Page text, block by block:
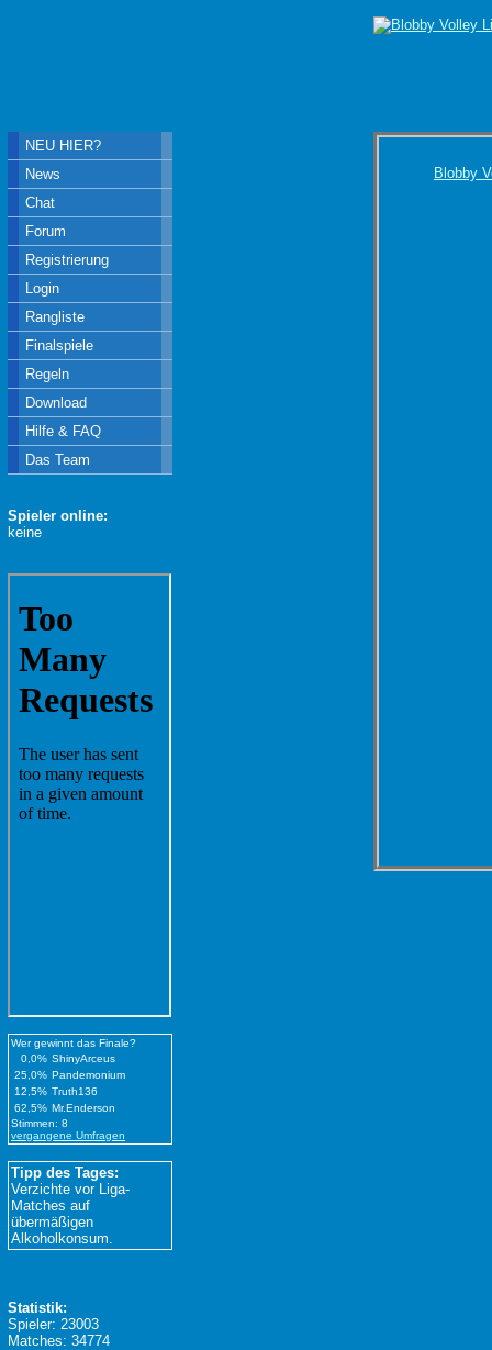
Blobby
NEU HIER?
News
Chat
Forum
Registrierung
Login
Rangliste
Finalspiele
Regeln
Download
Hilfe & FAQ
Das Team
Spieler online:
keine
Wer gewinnt das Finale?
0,0% ShinyArceus
25,0% Pandemonium
12,5% Truth136
62,5% Mr.Enderson
Stimmen: 8
vergangene Umfragen
Tipp des Tages:
Verzichte vor Liga-
Matches auf
übermäßigen
Alkoholkonsum.
Statistik:
Spieler: 23003
Matches: 34774